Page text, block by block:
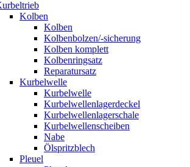
Kolben
Kolben
Kolbenbolzen/-sicherung
Kolben komplett
Kolbenringsatz
Reparatursatz
Kurbelwelle
Kurbelwelle
Kurbelwellenlagerdeckel
Kurbelwellenlagerschale
Kurbelwellenscheiben
Nabe
Ölspritzblech
Pleuel